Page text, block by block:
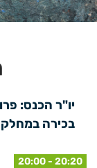
בכירה
20:00 - 20:20